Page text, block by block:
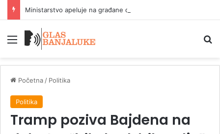
Meni
Početna / Politika
Politika
Tramp poziva Bajdena na